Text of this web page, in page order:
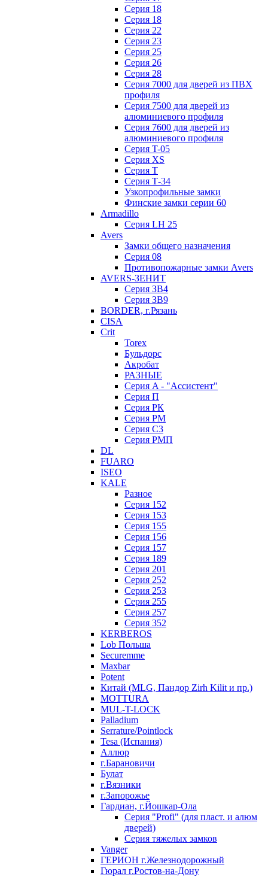
Серия 18
Серия 18
Серия 22
Серия 23
Серия 25
Серия 26
Серия 28
Серия 7000 для дверей из ПВХ
профиля
Серия 7500 для дверей из
алюминиевого профиля
Серия 7600 для дверей из
алюминиевого профиля
Серия T-05
Серия XS
Серия Т
Серия Т-34
Узкопрофильные замки
Финские замки серии 60
Armadillo
Серия LH 25
Avers
Замки общего назначения
Серия 08
Противопожарные замки Avers
AVERS-ЗЕНИТ
Серия ЗВ4
Серия ЗВ9
BORDER, г.Рязань
CISA
Crit
Torex
Бульдорс
Акробат
РАЗНЫЕ
Серия A - "Ассистент"
Серия П
Серия РК
Серия РМ
Серия С3
Серия РМП
DL
FUARO
ISEO
KALE
Разное
Серия 152
Серия 153
Серия 155
Серия 156
Серия 157
Серия 189
Серия 201
Серия 252
Серия 253
Серия 255
Серия 257
Серия 352
KERBEROS
Lob Польша
Securemme
Maxbar
Potent
Китай (MLG, Пандор Zirh Kilit и пр.)
MOTTURA
MUL-T-LOCK
Palladium
Serrature/Pointlock
Tesa (Испания)
Аллюр
г.Барановичи
Булат
г.Вязники
г.Запорожье
Гардиан, г.Йошкар-Ола
Серия "Profi" (для пласт. и алюм
дверей)
Серия тяжелых замков
Vanger
ГЕРИОН г.Железнодорожный
Гюрал г.Ростов-на-Дону